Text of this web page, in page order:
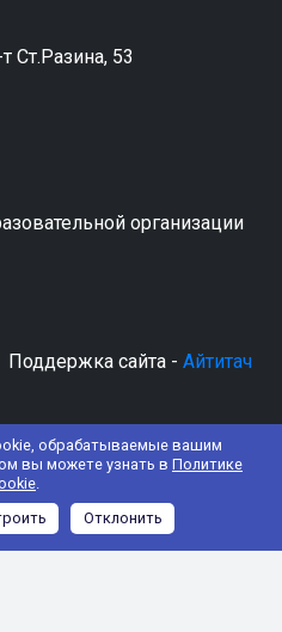
обрабатываемые вашим
вы можете узнать в Политике
.
Отклонить
Ст.Разина, 53
организации
Поддержка сайта - Айтитач
"Лада"